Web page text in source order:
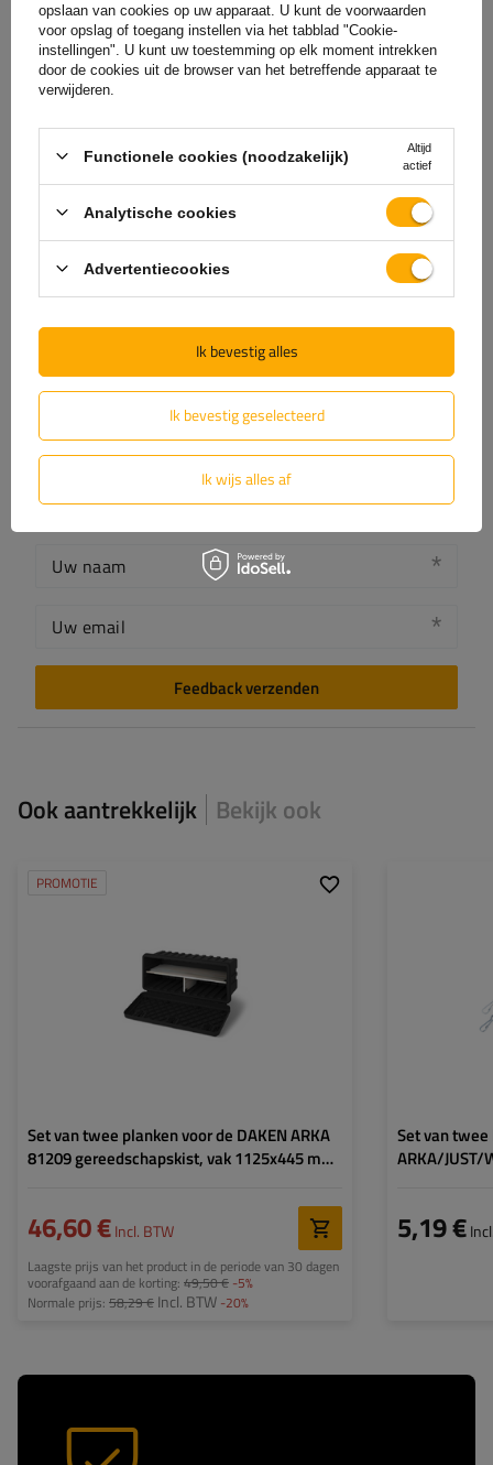
Beoordelingen (0)
Laat uw mening achter
5/5
De inhoud van uw beoordeling
Voeg je eigen productfoto toe:
Uw naam
Uw email
Feedback verzenden
Ook aantrekkelijk Bekijk ook
PROMOTIE
Set van twee planken voor de DAKEN ARKA
81209 gereedschapskist, vak 1125x445 mm
46,60 €Incl. BTW
Laagste prijs van het product in de periode van 30 dagen
voorafgaand aan de korting: 49,50 € -5%
Normale prijs: 58,29 € Incl. BTW -20%
Set van
ARKA/JUST/
5,19 €
opslaan van cookies op uw apparaat. U kunt de voorwaarden
voor opslag of toegang instellen via het tabblad "Cookie-
instellingen". U kunt uw toestemming op elk moment intrekken
door de cookies uit de browser van het betreffende apparaat te
verwijderen.
Functionele cookies (noodzakelijk)
Altijd
actief
Analytische cookies
Advertentiecookies
Ik bevestig geselecteerd
Ik wijs alles af
Ik bevestig alles